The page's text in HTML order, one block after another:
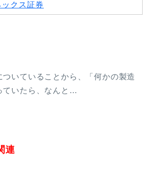
ックス証券
ついていることから、「何かの製造
ていたら、なんと…
連